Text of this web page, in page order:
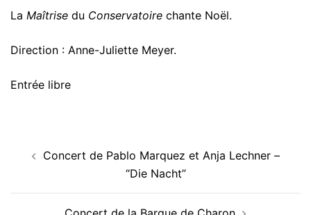
La Maîtrise du Conservatoire chante Noël.
Direction : Anne-Juliette Meyer.
Entrée libre
d’article
Concert de Pablo Marquez et Anja Lechner –
“Die Nacht”